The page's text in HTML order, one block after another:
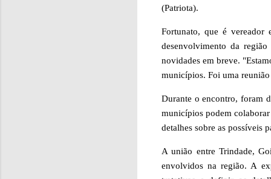
(Patriota).
Fortunato, que é vereador
desenvolvimento da
novidades em breve.
municípios. Foi uma
Durante o encontro, foram
municípios podem
detalhes sobre as possíveis
A união entre Trindade,
envolvidos na região. A